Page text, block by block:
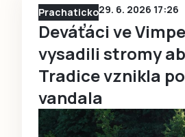
Prachaticko29. 6. 2026 17:26
Deváťáci ve
vysadili stromy
Tradice vznikla
vandala